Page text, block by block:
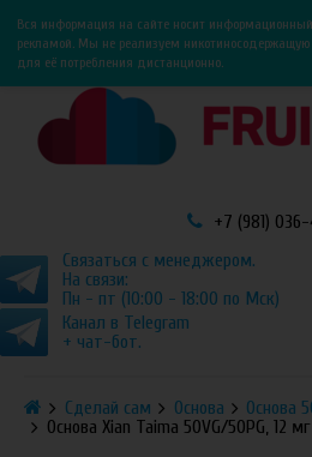
Вся информация на сайте носит информационный
рекламой. Мы не реализуем никотиносодержащую
для её потребления дистанционно.
+7 (981)
Связаться с менеджером.
На связи:
Пн - пт (10:00 - 18:00 по Мск)
Канал в Telegram
+ чат-бот.
Сделай сам Основа
Основа
Основа Xian Taima 50VG/50PG, 12 мг